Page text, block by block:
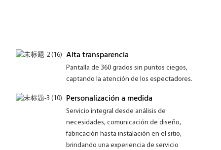
Alta transparencia
Pantalla de 360 ​​grados sin puntos ciegos,
captando la atención de los espectadores.
Personalización a medida
Servicio integral desde análisis de
necesidades, comunicación de diseño,
fabricación hasta instalación en el sitio,
brindando una experiencia de servicio